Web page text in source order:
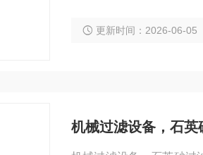
水、生活用水、循环用水
更新时间：2026-06-05
机械过滤设备，石英